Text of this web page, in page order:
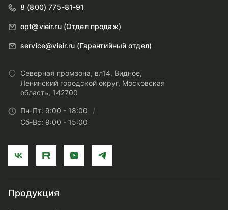
8 (800) 775-81-91
opt@vieir.ru (Отдел продаж)
service@vieir.ru (Гарантийный отдел)
Северная промзона, вл14, Видное,
Ленинский городской округ, Московская
область, 142700
Пн-Пт: 9:00 - 18:00
Сб-Вс: 9:00 - 15:00
Продукция